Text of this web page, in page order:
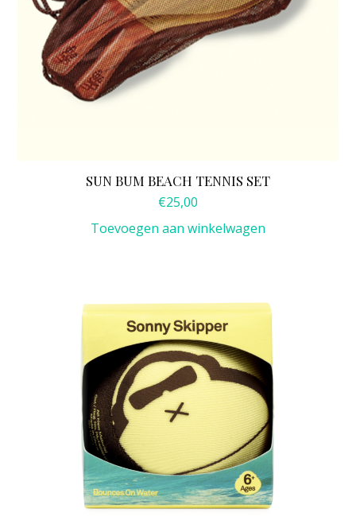
SUN BUM BEACH TENNIS SET
€25,00
Toevoegen aan winkelwagen